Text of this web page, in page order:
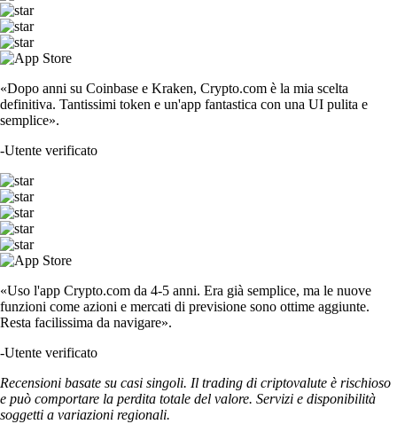
«Dopo anni su Coinbase e Kraken, Crypto.com è la mia scelta
definitiva. Tantissimi token e un'app fantastica con una UI pulita e
semplice».
-Utente verificato
«Uso l'app Crypto.com da 4-5 anni. Era già semplice, ma le nuove
funzioni come azioni e mercati di previsione sono ottime aggiunte.
Resta facilissima da navigare».
-Utente verificato
Recensioni basate su casi singoli. Il trading di criptovalute è rischioso
e può comportare la perdita totale del valore. Servizi e disponibilità
soggetti a variazioni regionali.